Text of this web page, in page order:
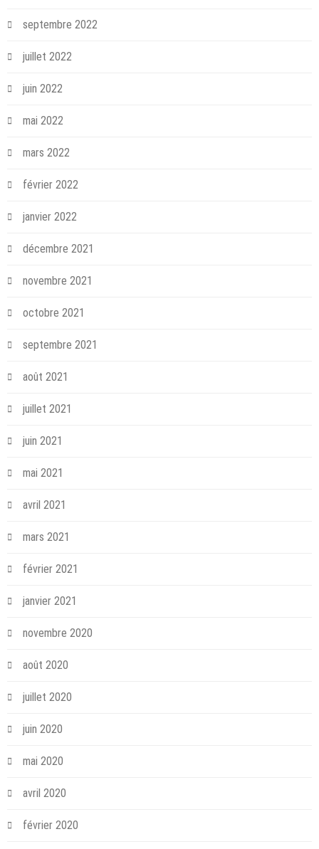
septembre 2022
juillet 2022
juin 2022
mai 2022
mars 2022
février 2022
janvier 2022
décembre 2021
novembre 2021
octobre 2021
septembre 2021
août 2021
juillet 2021
juin 2021
mai 2021
avril 2021
mars 2021
février 2021
janvier 2021
novembre 2020
août 2020
juillet 2020
juin 2020
mai 2020
avril 2020
février 2020